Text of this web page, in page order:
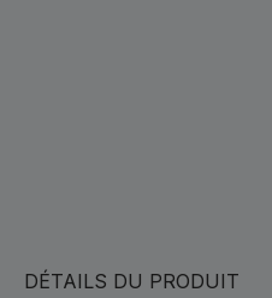
DÉTAILS DU PRODUIT